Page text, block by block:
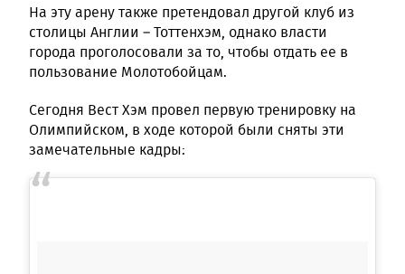
На эту арену также претендовал другой клуб из
столицы Англии – Тоттенхэм, однако власти
города проголосовали за то, чтобы отдать ее в
пользование Молотобойцам.
Сегодня Вест Хэм провел первую тренировку на
Олимпийском, в ходе которой были сняты эти
замечательные кадры: